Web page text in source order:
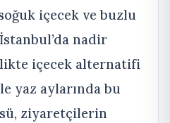
içecek ve buzlu
nadir
içecek alternatifi
yaz aylarında bu
ziyaretçilerin